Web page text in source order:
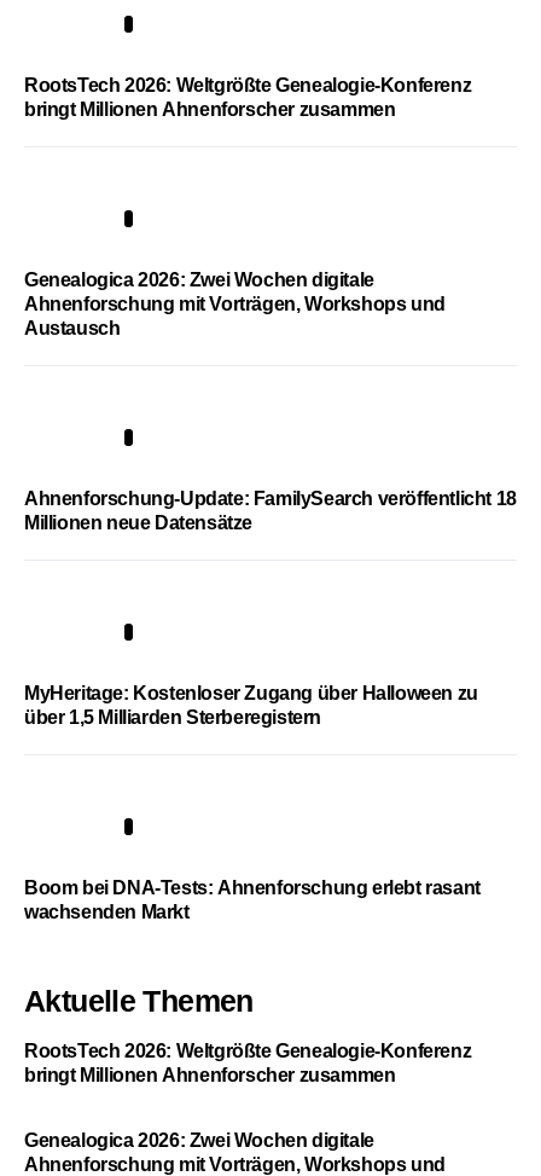
RootsTech 2026: Weltgrößte Genealogie-Konferenz
bringt Millionen Ahnenforscher zusammen
Genealogica 2026: Zwei Wochen digitale
Ahnenforschung mit Vorträgen, Workshops und
Austausch
Ahnenforschung-Update: FamilySearch veröffentlicht 18
Millionen neue Datensätze
MyHeritage: Kostenloser Zugang über Halloween zu
über 1,5 Milliarden Sterberegistern
Boom bei DNA-Tests: Ahnenforschung erlebt rasant
wachsenden Markt
Aktuelle Themen
RootsTech 2026: Weltgrößte Genealogie-Konferenz
bringt Millionen Ahnenforscher zusammen
Genealogica 2026: Zwei Wochen digitale
Ahnenforschung mit Vorträgen, Workshops und